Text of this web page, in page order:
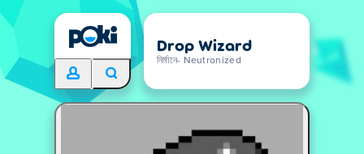
Drop Wizard
নির্মানে- Neutronized